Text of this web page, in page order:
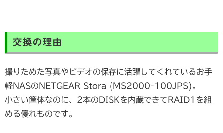
交換の理由
撮りためた写真やビデオの保存に活躍してくれているお手
軽NASのNETGEAR Stora (MS2000-100JPS)。
小さい筐体なのに、2本のDISKを内蔵できてRAID1を組
める優れものです。